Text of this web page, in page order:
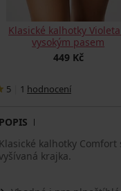
Klasické kalhotky
vysokým pasem
449 Kč
5 1 hodnocení
POPIS
Klasické kalhotky
krajka.